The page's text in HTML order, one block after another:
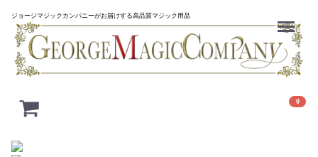
ジョージマジックカンパニーがお届けする高品質マジック用品
0